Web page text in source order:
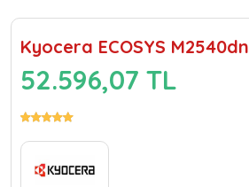
Kyocera ECOSYS M2540dn
52.596,07 TL